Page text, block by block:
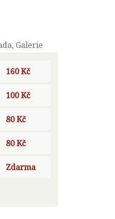
Galerie
160 Kč
100 Kč
80 Kč
80 Kč
Zdarma